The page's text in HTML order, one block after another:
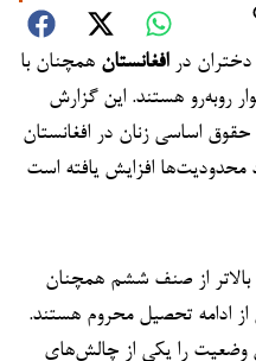
دختران درافغانستان همچنان با
روبه‌رو هستند. این گزارش
اساسی زنان در افغانستان
افزایش یافته است
بالاتر از صنف ششم همچنان
از ادامه تحصیل محروم هستند.
وضعیت را یکی از چالش‌های